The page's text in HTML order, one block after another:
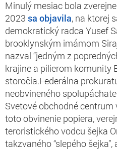
Minulý mesiac bola
2023 sa objavila, na ktorej
demokratický radca Yusef
brooklynským imámom
nazval “jedným z
krajine a pilierom komunity
storočia.Federálna
neobvineného
Svetové obchodné
toto obvinenie popiera,
teroristického vodcu šejka
takzvaného “slepého